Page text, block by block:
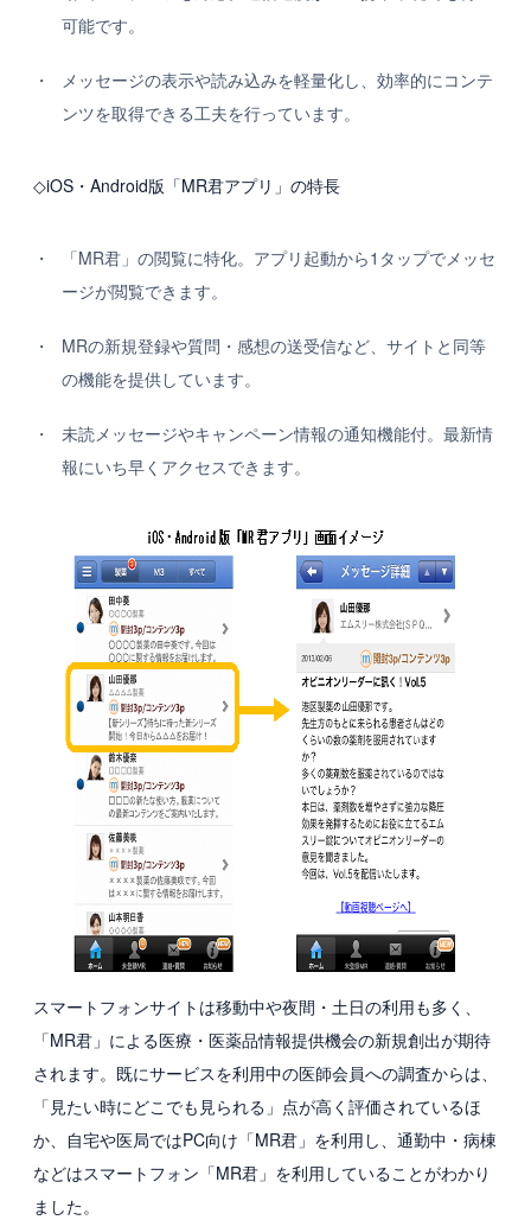
可能です。
メッセージの表示や読み込みを軽量化し、効率的にコンテ
ンツを取得できる工夫を行っています。
◇iOS・Android版「MR君アプリ」の特長
「MR君」の閲覧に特化。アプリ起動から1タップでメッセ
ージが閲覧できます。
MRの新規登録や質問・感想の送受信など、サイトと同等
の機能を提供しています。
未読メッセージやキャンペーン情報の通知機能付。最新情
報にいち早くアクセスできます。
スマートフォンサイトは移動中や夜間・土日の利用も多く、
「MR君」による医療・医薬品情報提供機会の新規創出が期待
されます。既にサービスを利用中の医師会員への調査からは、
「見たい時にどこでも見られる」点が高く評価されているほ
か、自宅や医局ではPC向け「MR君」を利用し、通勤中・病棟
などはスマートフォン「MR君」を利用していることがわかり
ました。